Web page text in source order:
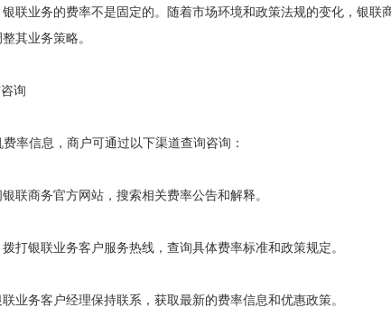
业务的费率不是固定的。随着市场环境和政策法规的变化，银联
其业务策略。
询
信息，商户可通过以下渠道查询咨询：
商务官方网站，搜索相关费率公告和解释。
银联业务客户服务热线，查询具体费率标准和政策规定。
务客户经理保持联系，获取最新的费率信息和优惠政策。